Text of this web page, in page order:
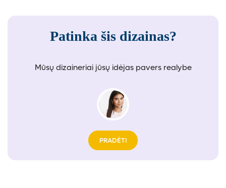
Patinka šis dizainas?
Mūsų dizaineriai jūsų idėjas pavers realybe
PRADĖTI